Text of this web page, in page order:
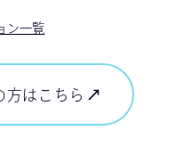
ン一覧
方はこちら